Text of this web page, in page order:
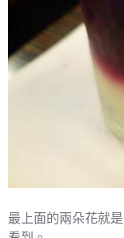
最上面的兩朵花就